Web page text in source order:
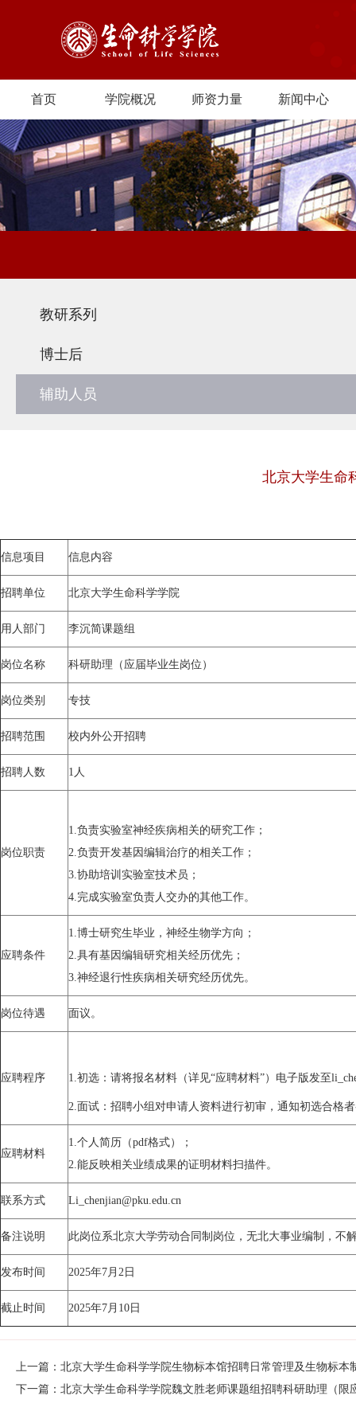
首页 学院概况 师资力量 新闻中心
教研系列
博士后
辅助人员
北京大学生命
信息项目 信息内容
招聘单位 北京大学生命科学学院
用人部门 李沉简课题组
岗位名称 科研助理（应届毕业生岗位）
岗位类别 专技
招聘范围 校内外公开招聘
招聘人数 1人
岗位职责
1.负责实验室神经疾病相关的研究工作；
2.负责开发基因编辑治疗的相关工作；
3.协助培训实验室技术员；
4.完成实验室负责人交办的其他工作。
应聘条件
1.博士研究生毕业，神经生物学方向；
2.具有基因编辑研究相关经历优先；
3.神经退行性疾病相关研究经历优先。
岗位待遇 面议。
应聘程序 1.初选：请将报名材料（详见“应聘材料”）电子版发至
2.面试：招聘小组对申请人资料进行初审，通知初选合格
应聘材料
1.个人简历（pdf格式）；
2.能反映相关业绩成果的证明材料扫描件。
联系方式 Li_chenjian@pku.edu.cn
备注说明 此岗位系北京大学劳动合同制岗位，无北大事业编制，不
发布时间 2025年7月2日
截止时间 2025年7月10日
上一篇：北京大学生命科学学院生物标本馆招聘日常管理及生物标本
下一篇：北京大学生命科学学院魏文胜老师课题组招聘科研助理（限